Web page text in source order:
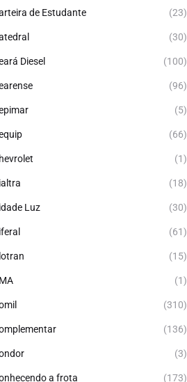
de Estudante (23)
(30)
Diesel (100)
(96)
(5)
(66)
(1)
(18)
Luz (30)
(61)
(15)
(1)
(310)
(136)
(3)
a frota (173)